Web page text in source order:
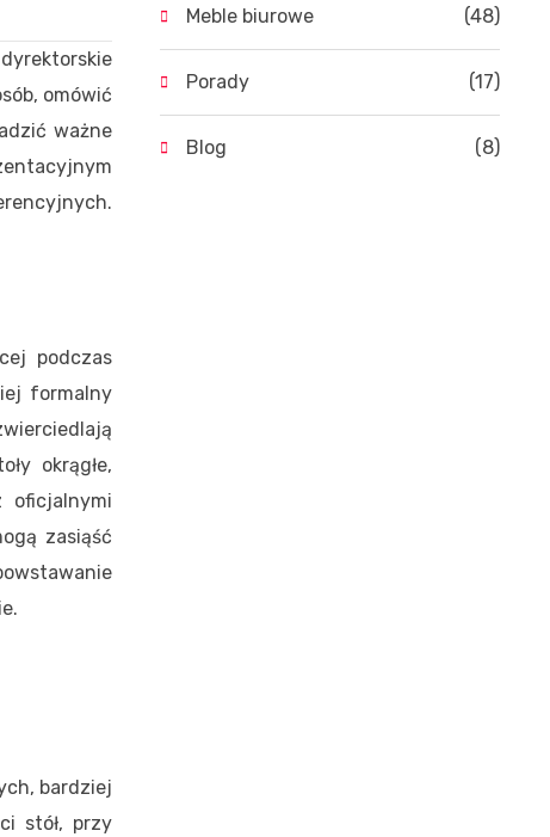
omówić
ważne
podczas
formalny
okrągłe,
oficjalnymi
zasiąść
bardziej
stół, przy
Meble biurowe (48)
Porady (17)
Blog (8)